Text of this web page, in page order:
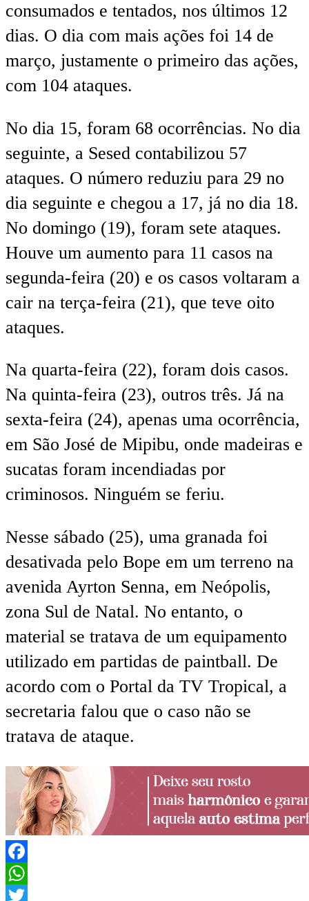
consumados e tentados, nos últimos 12
dias. O dia com mais ações foi 14 de
março, justamente o primeiro das ações,
com 104 ataques.
No dia 15, foram 68 ocorrências. No dia
seguinte, a Sesed contabilizou 57
ataques. O número reduziu para 29 no
dia seguinte e chegou a 17, já no dia 18.
No domingo (19), foram sete ataques.
Houve um aumento para 11 casos na
segunda-feira (20) e os casos voltaram a
cair na terça-feira (21), que teve oito
ataques.
Na quarta-feira (22), foram dois casos.
Na quinta-feira (23), outros três. Já na
sexta-feira (24), apenas uma ocorrência,
em São José de Mipibu, onde madeiras e
sucatas foram incendiadas por
criminosos. Ninguém se feriu.
Nesse sábado (25), uma granada foi
desativada pelo Bope em um terreno na
avenida Ayrton Senna, em Neópolis,
zona Sul de Natal. No entanto, o
material se tratava de um equipamento
utilizado em partidas de paintball. De
acordo com o Portal da TV Tropical, a
secretaria falou que o caso não se
tratava de ataque.
Facebook
WhatsApp